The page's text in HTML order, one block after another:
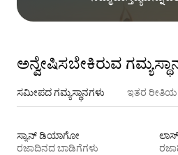
ಅನ್ವೇಷಿಸಬೇಕಿರುವ
ಸಮೀಪದ ಗಮ್ಯಸ್ಥಾನಗಳು ಇತರ ರೀತಿಯ
ಸ್ಯಾನ್ ಡಿಯಾಗೋ
ರಜಾದಿನದ ಬಾಡಿಗೆಗಳು